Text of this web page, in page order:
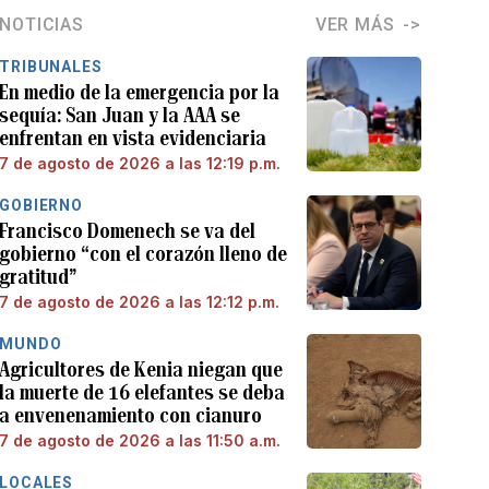
NOTICIAS VER MÁS
TRIBUNALES
En medio de la emergencia por la
sequía: San Juan y la AAA se
enfrentan en vista evidenciaria
7 de agosto de 2026 a las 12:19 p.m.
GOBIERNO
Francisco Domenech se va del
gobierno “con el corazón lleno de
gratitud”
7 de agosto de 2026 a las 12:12 p.m.
MUNDO
Agricultores de Kenia niegan que
la muerte de 16 elefantes se deba
a envenenamiento con cianuro
7 de agosto de 2026 a las 11:50 a.m.
LOCALES